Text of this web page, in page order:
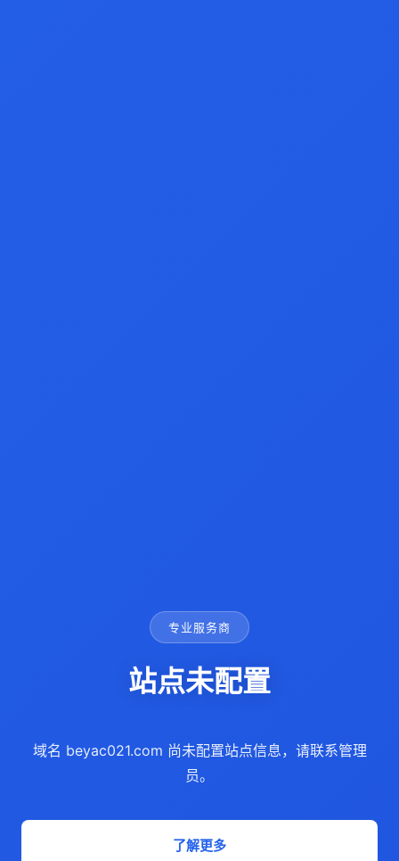
专业服务商
站点未配置
域名 beyac021.com 尚未配置站点信息，请联系管理
员。
了解更多